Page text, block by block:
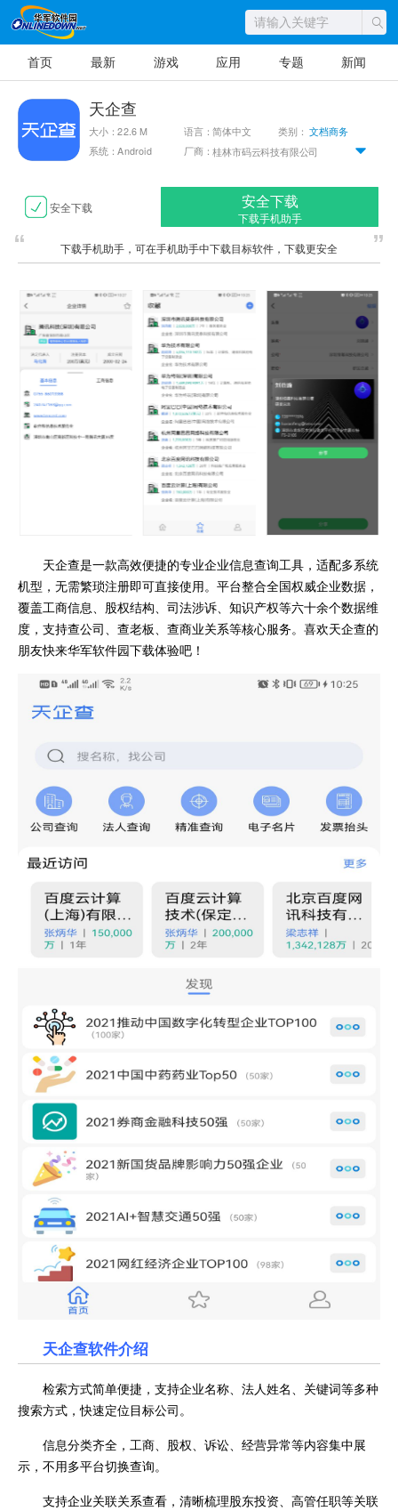
首页 最新 游戏 应用 专题 新闻
天企查
大小：22.6 M 语言：简体中文 类别：文档商务
系统：Android
厂商：桂林市码云科技有限公司
安全下载 安全下载
下载手机助手
下载手机助手，可在手机助手中下载目标软件，下载更安全
天企查是一款高效便捷的专业企业信息查询工具，适配多系统
机型，无需繁琐注册即可直接使用。平台整合全国权威企业数据，
覆盖工商信息、股权结构、司法涉诉、知识产权等六十余个数据维
度，支持查公司、查老板、查商业关系等核心服务。喜欢天企查的
朋友快来华军软件园下载体验吧！
天企查软件介绍
检索方式简单便捷，支持企业名称、法人姓名、关键词等多种
搜索方式，快速定位目标公司。
信息分类齐全，工商、股权、诉讼、经营异常等内容集中展
示，不用多平台切换查询。
支持企业关联关系查看，清晰梳理股东投资、高管任职等关联